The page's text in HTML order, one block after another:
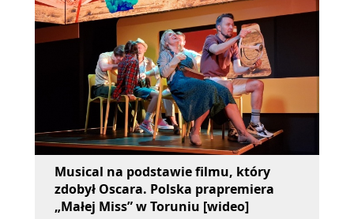
Musical na podstawie filmu, który
zdobył Oscara. Polska prapremiera
„Małej Miss” w Toruniu [wideo]